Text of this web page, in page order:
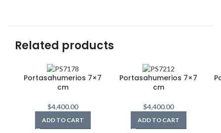
Related products
Portasahumerios 7×7
cm
$4,400.00
ADD TO CART
Portasahumerios 7×7
cm
$4,400.00
ADD TO CART